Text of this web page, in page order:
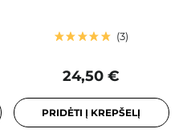
3
24,50 €
PRIDĖTI Į KREPŠELĮ